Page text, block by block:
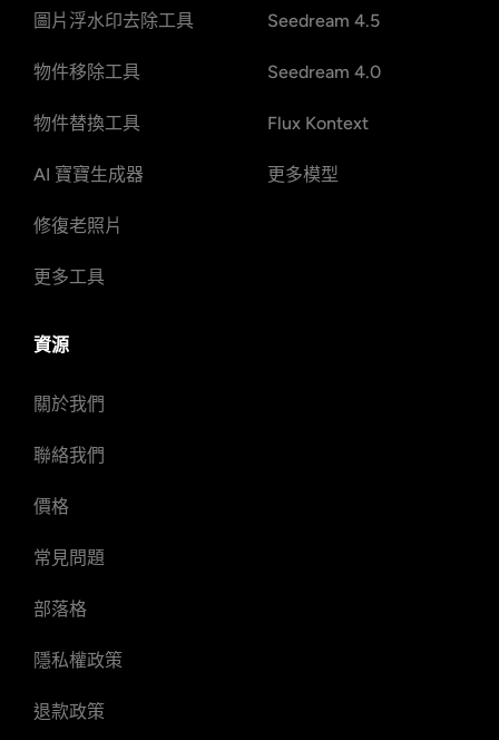
圖片浮水印去除工具
物件移除工具
物件替換工具
AI 寶寶生成器
修復老照片
更多工具
Seedream 4.5
Seedream 4.0
Flux Kontext
更多模型
資源
關於我們
聯絡我們
價格
常見問題
部落格
隱私權政策
退款政策